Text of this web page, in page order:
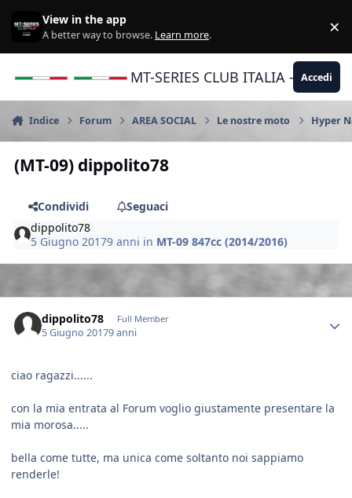
View in the app
A better way to browse. Learn more. ×
MT-SERIES CLUB ITALIA -Accedi
Indice Forum AREA SOCIAL Le nostre moto Hyper
(MT-09) dippolito78
Condividi
Seguaci
dippolito78
5 Giugno 20179 anni in MT-09 847cc (2014/2016)
dippolito78 Full Member
5 Giugno 20179 anni
ciao ragazzi......
con la mia entrata al Forum voglio giustamente presentare la
mia morosa.....
bella come tutte, ma unica come soltanto noi sappiamo
renderle!